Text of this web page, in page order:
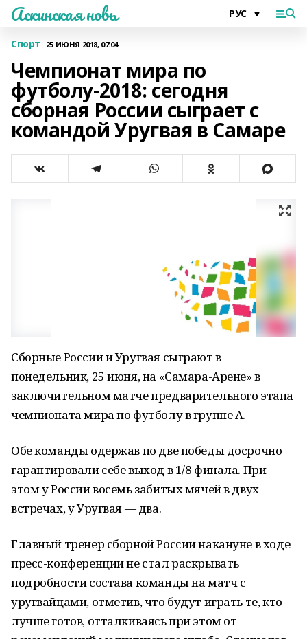
Аскинская новь
Спорт 25 ИЮНЯ 2018, 07:04
Чемпионат мира по
футболу-2018: сегодня
сборная России сыграет с
командой Уругвая в Самаре
Сборные России и Уругвая сыграют в
понедельник, 25 июня, на «Самара-Арене» в
заключительном матче предварительного этапа
чемпионата мира по футболу в группе А.
Обе команды одержав по две победы досрочно
гарантировали себе выход в 1/8 финала. При
этом у России восемь забитых мячей в двух
встречах, у Уругвая — два.
Главный тренер сборной России накануне в ходе
пресс-конференции не стал раскрывать
подробности состава команды на матч с
уругвайцами, отметив, что будут играть те, кто
лучше готов, отталкиваясь при этом от